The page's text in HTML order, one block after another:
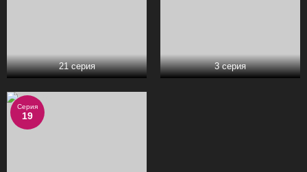
21 серия 3 серия
Серия
19